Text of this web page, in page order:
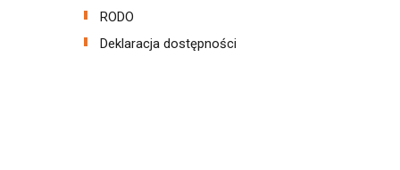
RODO
Deklaracja dostępności